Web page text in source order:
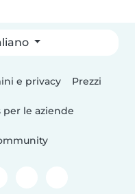
e privacy Prezzi
per le aziende